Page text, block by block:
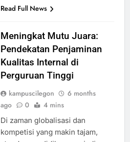
Read Full News
Meningkat Mutu Juara:
Pendekatan Penjaminan
Kualitas Internal di
Perguruan Tinggi
kampuscilegon
6 months
ago
0 4 mins
Di zaman globalisasi dan
kompetisi yang makin tajam,